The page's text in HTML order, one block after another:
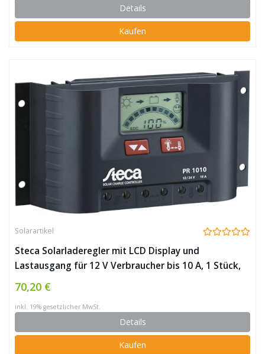
Details
Kaufen
Solarartikel
Steca Solarladeregler mit LCD Display und
Lastausgang für 12 V Verbraucher bis 10 A, 1 Stück,
PR1010
70,20 €
inkl. 19% gesetzlicher MwSt.
Details
Kaufen